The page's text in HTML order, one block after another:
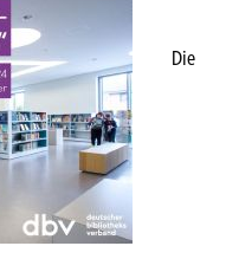
Die